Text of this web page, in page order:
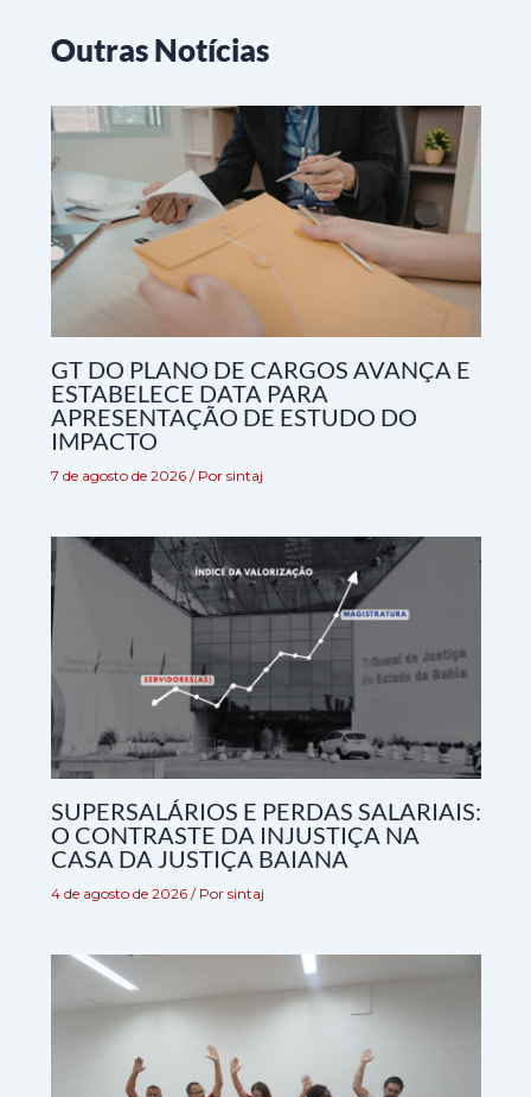
Outras Notícias
GT DO PLANO DE CARGOS AVANÇA E
ESTABELECE DATA PARA
APRESENTAÇÃO DE ESTUDO DO
IMPACTO
7 de agosto de 2026 / Por sintaj
SUPERSALÁRIOS E PERDAS SALARIAIS:
O CONTRASTE DA INJUSTIÇA NA
CASA DA JUSTIÇA BAIANA
4 de agosto de 2026 / Por sintaj